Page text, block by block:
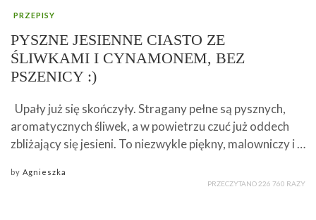
PRZEPISY
PYSZNE JESIENNE CIASTO ZE
ŚLIWKAMI I CYNAMONEM, BEZ
PSZENICY :)
Upały już się skończyły. Stragany pełne są pysznych,
aromatycznych śliwek, a w powietrzu czuć już oddech
zbliżający się jesieni. To niezwykle piękny, malowniczy i …
by Agnieszka
PRZECZYTANO 226 760 RAZY